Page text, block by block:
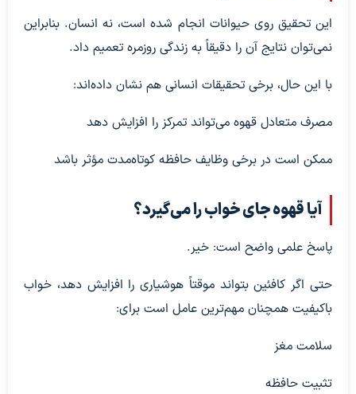
این تحقیق روی حیوانات انجام شده است، نه انسان. بنابراین
نمی‌توان نتایج آن را دقیقاً به زندگی روزمره تعمیم داد.
با این حال، برخی تحقیقات انسانی هم نشان داده‌اند:
مصرف متعادل قهوه می‌تواند تمرکز را افزایش دهد
ممکن است در برخی وظایف حافظه کوتاه‌مدت مؤثر باشد
آیا قهوه جای خواب را می‌گیرد؟
پاسخ علمی واضح است: خیر.
حتی اگر کافئین بتواند موقتاً هوشیاری را افزایش دهد، خواب
باکیفیت همچنان مهم‌ترین عامل است برای:
سلامت مغز
تثبیت حافظه